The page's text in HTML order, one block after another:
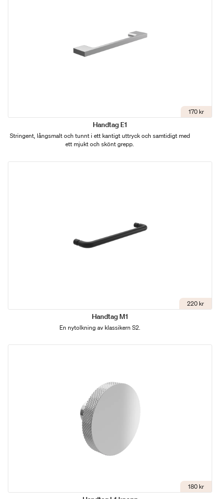
170 kr
Handtag E1
Stringent, långsmalt och tunnt i ett kantigt uttryck och samtidigt med
ett mjukt och skönt grepp.
220 kr
Handtag M1
En nytolkning av klassikern S2.
180 kr